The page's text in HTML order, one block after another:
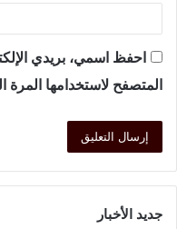
احفظ اسمي، بريدي
المتصفح لاستخدامها المرة
جديد الأخبار